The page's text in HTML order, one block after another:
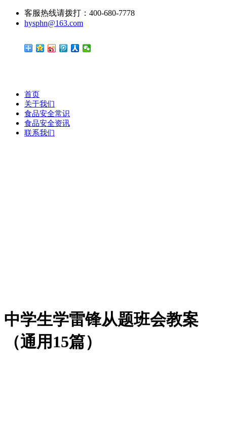
客服热线请拨打：400-680-7778
hysphn@163.com
首页
关于我们
食品安全常识
食品安全资讯
联系我们
中学生学雷锋从题班会教案
（通用15篇）